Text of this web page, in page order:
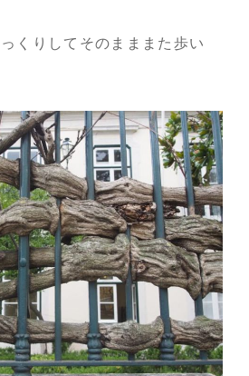
くりしてそのまままた歩い